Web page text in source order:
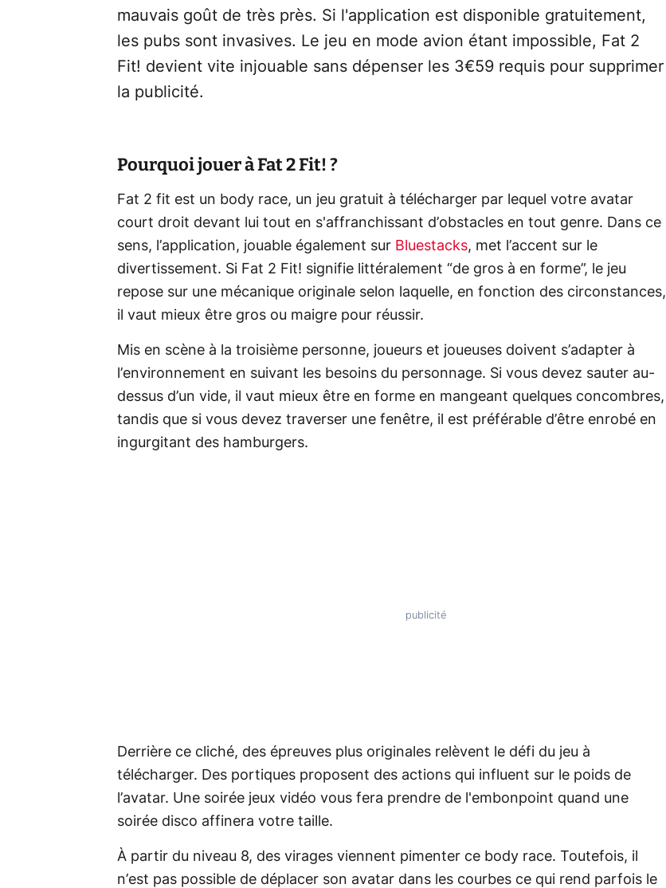
mauvais goût de très près. Si l'application est disponible gratuitement,
les pubs sont invasives. Le jeu en mode avion étant impossible, Fat 2
Fit! devient vite injouable sans dépenser les 3€59 requis pour supprimer
la publicité.
Pourquoi jouer à Fat 2 Fit! ?
Fat 2 fit est un body race, un jeu gratuit à télécharger par lequel votre avatar
court droit devant lui tout en s'affranchissant d’obstacles en tout genre. Dans ce
sens, l’application, jouable également sur Bluestacks, met l’accent sur le
divertissement. Si Fat 2 Fit! signifie littéralement “de gros à en forme”, le jeu
repose sur une mécanique originale selon laquelle, en fonction des circonstances,
il vaut mieux être gros ou maigre pour réussir.
Mis en scène à la troisième personne, joueurs et joueuses doivent s’adapter à
l’environnement en suivant les besoins du personnage. Si vous devez sauter au-
dessus d’un vide, il vaut mieux être en forme en mangeant quelques concombres,
tandis que si vous devez traverser une fenêtre, il est préférable d’être enrobé en
ingurgitant des hamburgers.
Derrière ce cliché, des épreuves plus originales relèvent le défi du jeu à
télécharger. Des portiques proposent des actions qui influent sur le poids de
l’avatar. Une soirée jeux vidéo vous fera prendre de l'embonpoint quand une
soirée disco affinera votre taille.
À partir du niveau 8, des virages viennent pimenter ce body race. Toutefois, il
n’est pas possible de déplacer son avatar dans les courbes ce qui rend parfois le